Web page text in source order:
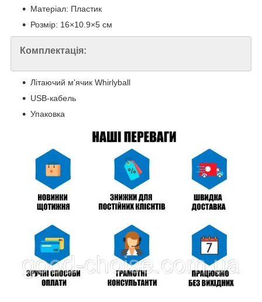
Матеріал: Пластик
Розмір: 16×10.9×5 см
Комплектація:
Літаючий м'ячик Whirlyball
USB-кабель
Упаковка